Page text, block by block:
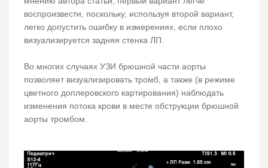
воспроизвести, поскольку, используя второй вариант,
легко допустить ошибку в измерениях, если плохо
визуализируется задняя стенка ЛП.
Во многих случаях УЗИ брюшной части аорты
позволяет визуализировать тромб, а также (в режиме
цветного доплеровского картирования) наблюдать
изменения потока крови в месте обструкции брюшной
аорты тромбом.